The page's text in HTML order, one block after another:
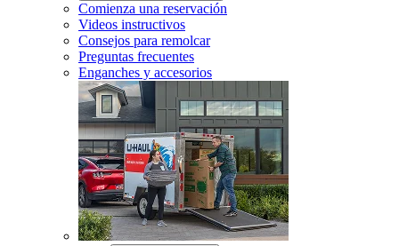
Comienza una reservación
Videos instructivos
Consejos para remolcar
Preguntas frecuentes
Enganches y accesorios